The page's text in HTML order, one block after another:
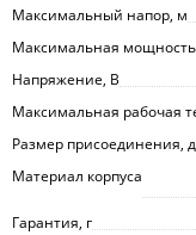
Максимальный напор, м
Максимальная
Напряжение, В
Максимальная рабочая
Размер присоединения,
Материал корпуса
Гарантия, г